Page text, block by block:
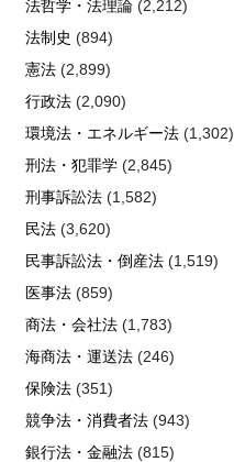
法哲学・法理論(2,212)
法制史 (894)
憲法(2,899)
行政法(2,090)
環境法・エネルギー法(1,302)
刑法・犯罪学(2,845)
刑事訴訟法(1,582)
民法(3,620)
民事訴訟法・倒産法(1,519)
医事法(859)
商法・会社法(1,783)
海商法・運送法(246)
保険法(351)
競争法・消費者法(943)
銀行法・金融法(815)